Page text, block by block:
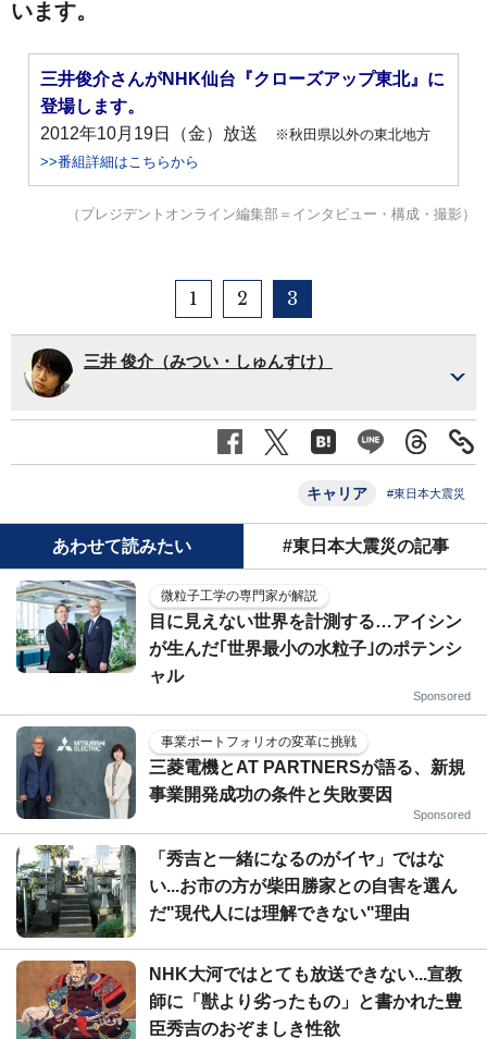
います。
三井俊介さんがNHK仙台『クローズアップ東北』に
登場します。
2012年10月19日（金）放送
※秋田県以外の東北地方
>>番組詳細はこちらから
（プレジデントオンライン編集部＝インタビュー・構成・撮影）
1 2 3
三井 俊介（みつい・しゅんすけ）
キャリア #東日本大震災
あわせて読みたい #東日本大震災の記事
微粒子工学の専門家が解説
目に見えない世界を計測する…アイシン
が生んだ｢世界最小の水粒子｣のポテンシ
ャル
Sponsored
事業ポートフォリオの変革に挑戦
三菱電機とAT PARTNERSが語る、新規
事業開発成功の条件と失敗要因
Sponsored
「秀吉と一緒になるのがイヤ」ではな
い...お市の方が柴田勝家との自害を選ん
だ"現代人には理解できない"理由
NHK大河ではとても放送できない...宣教
師に「獣より劣ったもの」と書かれた豊
臣秀吉のおぞましき性欲